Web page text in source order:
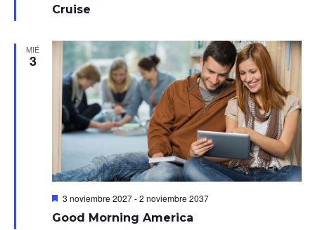
Cruise
MIÉ
3
Good Morning America
Destacado
3 noviembre 2027-2 noviembre 2037